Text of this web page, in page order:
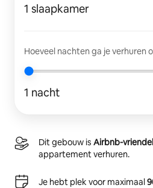
1 slaapkamer
Hoeveel nachten ga je verhuren
1 nacht
Dit gebouw is Airbnb-
appartement verhuren.
Je hebt plek voor maximaal